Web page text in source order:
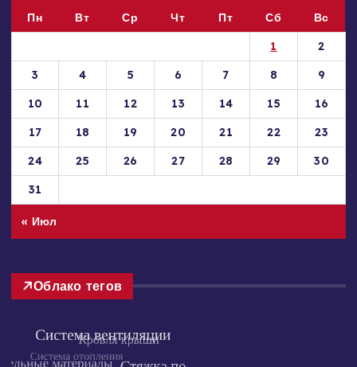
Август 2026
Сб
Вс
1
2
3
4 5 6 7 8
9
10
11 12 13 14 15
16
17
18 19 20 21 22
23
24
31